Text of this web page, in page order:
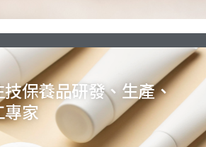
保養品研發、生產、
專家